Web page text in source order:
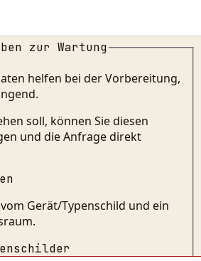
zur Wartung
helfen bei der Vorbereitung,
soll, können Sie diesen
und die Anfrage direkt
Gerät/Typenschild und ein